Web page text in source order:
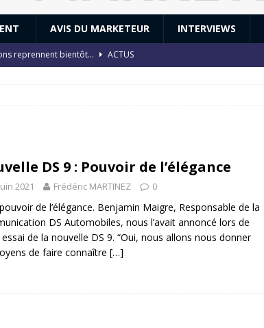
AVIS DU MARKETEUR INTERVIEWS
reprennent bientôt…
ACTUS
: Honda dévoile un spot publicitaire… confiné! ACTUS
DS 9 : Pouvoir de l’élégance
2021 Frédéric MARTINEZ 0
de l’élégance. Benjamin Maigre, Responsable de la
DS Automobiles, nous l’avait annoncé lors de
de la nouvelle DS 9. “Oui, nous allons nous donner
de faire connaître […]